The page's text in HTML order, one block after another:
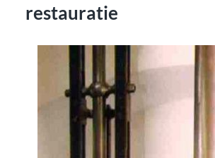
restauratie